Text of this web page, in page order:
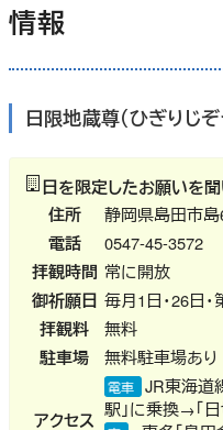
情報
日限地蔵尊（ひぎりじぞ
日を限定したお願いを
住所
静岡県島田市島
電話 0547-45-3572
拝観時間 常に開放
御祈願日 毎月1日・26日
拝観料 無料
駐車場 無料駐車場あり
アクセス
電車
JR東海道
駅」に乗換→「